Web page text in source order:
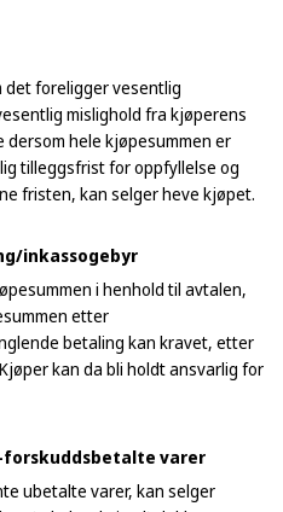
det foreligger vesentlig
mislighold fra kjøperens
dersom hele kjøpesummen er
tilleggsfrist for oppfyllelse og
fristen, kan selger heve kjøpet.
inkassogebyr
i henhold til avtalen,
etter
betaling kan kravet, etter
kan da bli holdt ansvarlig for
forskuddsbetalte varer
ubetalte varer, kan selger